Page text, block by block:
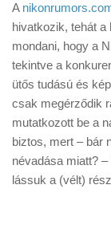
Firmware
Tudástár
Érdekességek
Helyszíni Riport
E-BB
A
hivatkozik, tehát
mondani, hogy a
tekintve a
ütős tudású és
csak megérződik
mutatkozott be a
biztos, mert – bár
névadása miatt?
lássuk a (vélt)